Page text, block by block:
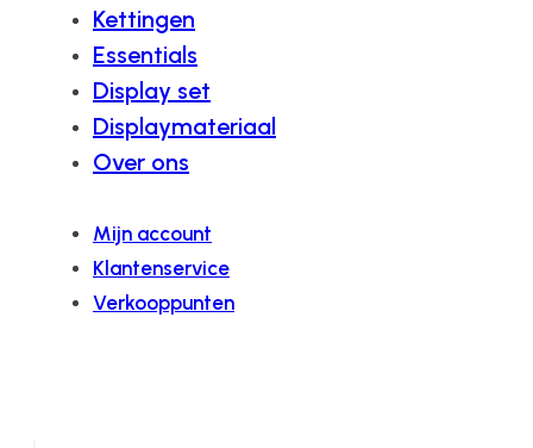
Kettingen
Essentials
Display set
Displaymateriaal
Over ons
Mijn account
Klantenservice
Verkooppunten